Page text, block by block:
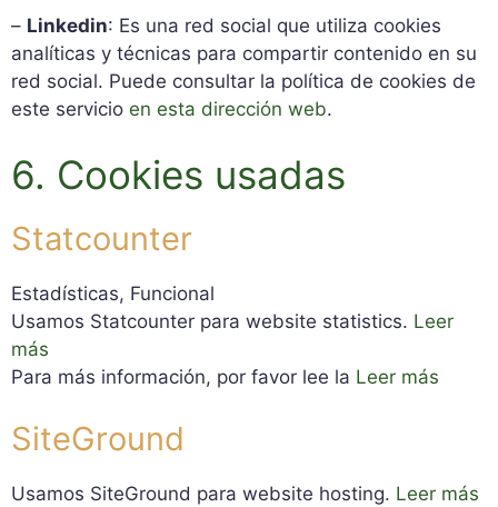
– Linkedin: Es una red social que utiliza cookies
analíticas y técnicas para compartir contenido en su
red social. Puede consultar la política de cookies de
este servicio en esta dirección web.
6. Cookies usadas
Statcounter
Estadísticas, Funcional
Usamos Statcounter para website statistics. Leer
más
Para más información, por favor lee la Leer más
SiteGround
Usamos SiteGround para website hosting. Leer más